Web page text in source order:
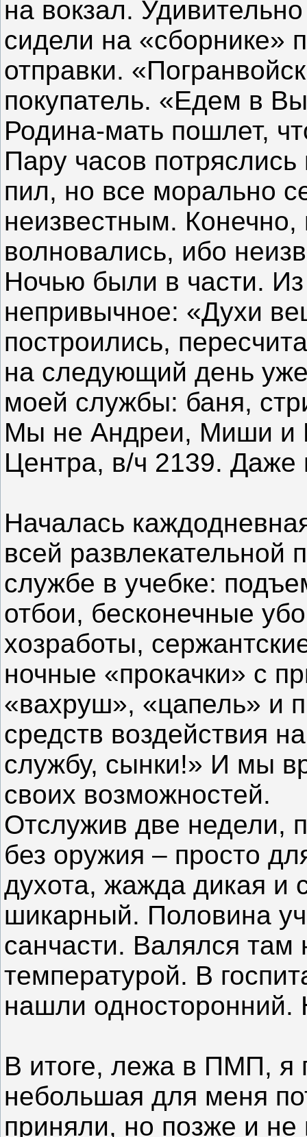
на вокзал.
сидели на «сборнике»
отправки.
покупатель. «Едем в
Родина-мать пошлет,
Пару часов потряслись
пил, но все морально
неизвестным.
волновались, ибо
Ночью были в части. Из
непривычное: «Духи
построились,
на следующий день
моей службы: баня,
Мы не Андреи, Миши и
Центра, в/ч 2139. Даже
Началась
всей развлекательной
службе в учебке:
отбои, бесконечные
хозработы,
ночные «прокачки» с
«вахруш», «цапель» и
средств воздействия
службу, сынки!» И мы
своих возможностей.
Отслужив две недели,
без оружия – просто
духота, жажда дикая и
шикарный. Половина
санчасти. Валялся там
температурой. В
нашли односторонний.
В итоге, лежа в ПМП, я
небольшая для меня
приняли, но позже и не